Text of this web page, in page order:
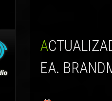
ACTUALIZADOS TODOS LOS CODEPLUGS HYTERA ZONA
EA.